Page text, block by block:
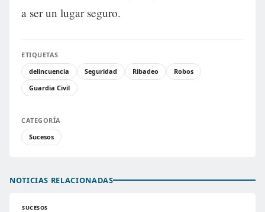
a ser un lugar seguro.
ETIQUETAS
delincuencia
Seguridad Ribadeo
Robos
Guardia Civil
CATEGORÍA
Sucesos
NOTICIAS RELACIONADAS
SUCESOS